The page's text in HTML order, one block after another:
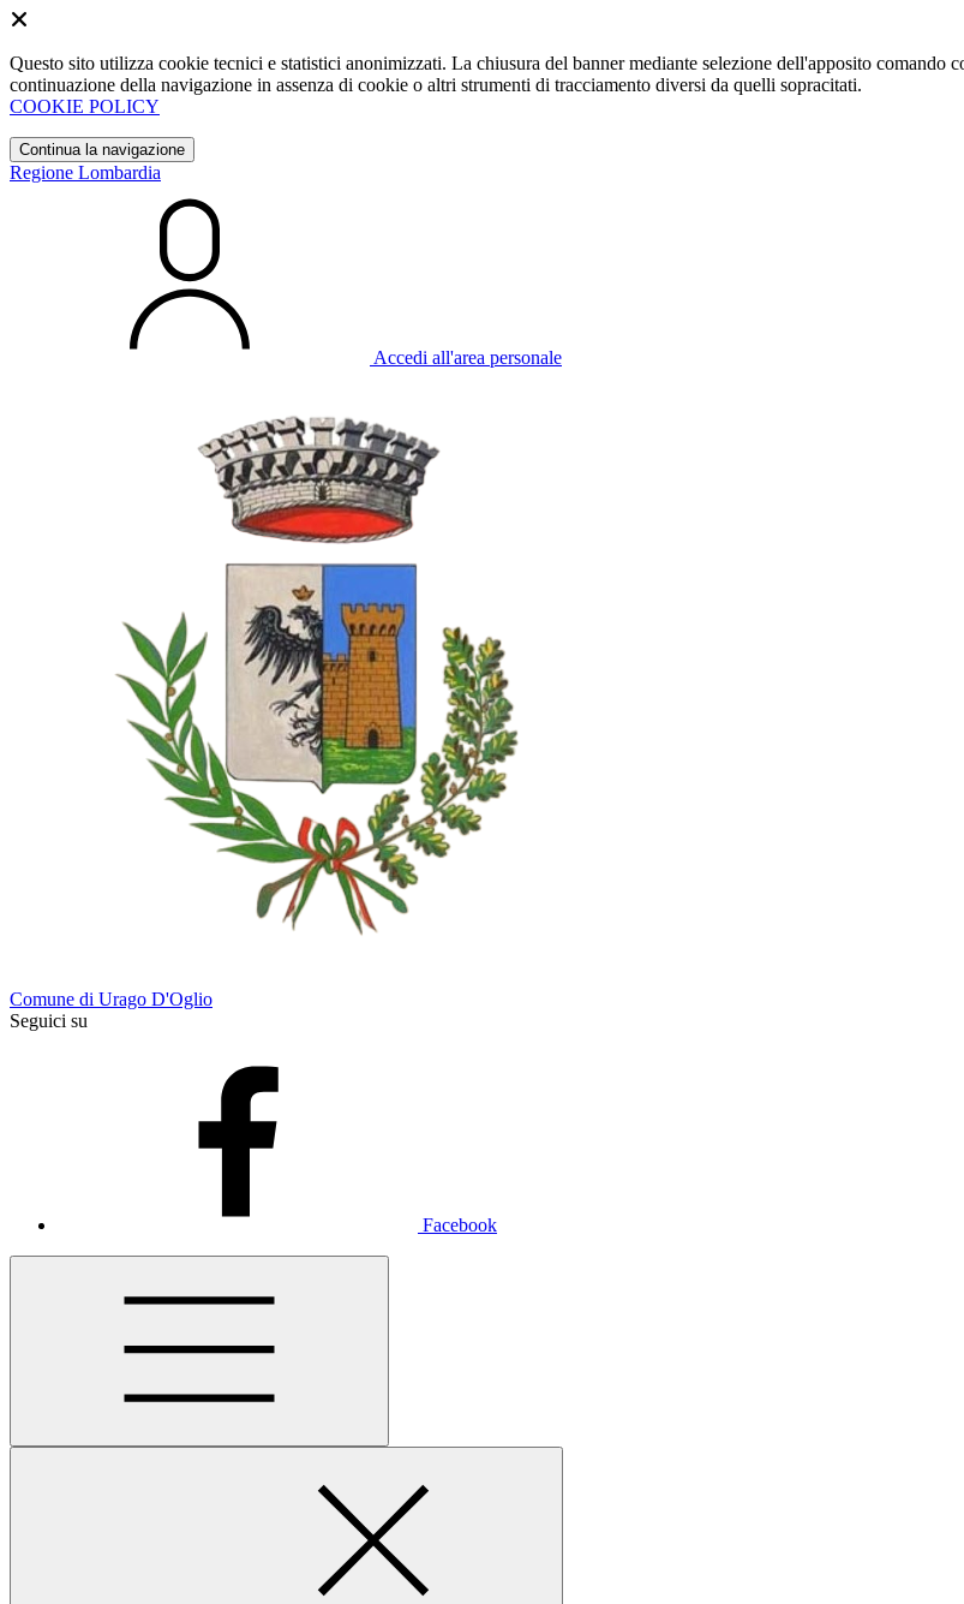
Questo sito utilizza cookie tecnici e statistici anonimizzati. La chiusura del banner mediante selezione dell'apposito
continuazione della navigazione in assenza di cookie o altri strumenti di tracciamento diversi da quelli sopracitati.
COOKIE POLICY
Continua la navigazione
Regione Lombardia
Accedi all'area personale
Comune di Urago D'Oglio
Seguici su
Facebook